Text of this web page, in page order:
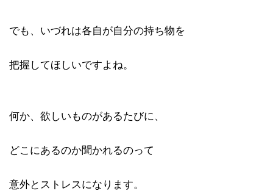
でも、いづれは各自が自分の持ち物を
把握してほしいですよね。
何か、欲しいものがあるたびに、
どこにあるのか聞かれるのって
意外とストレスになります。